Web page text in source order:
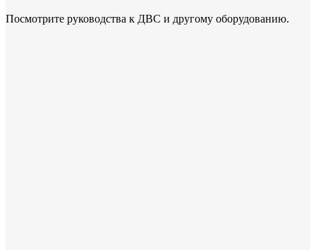
Посмотрите руководства к ДВС и другому оборудованию.